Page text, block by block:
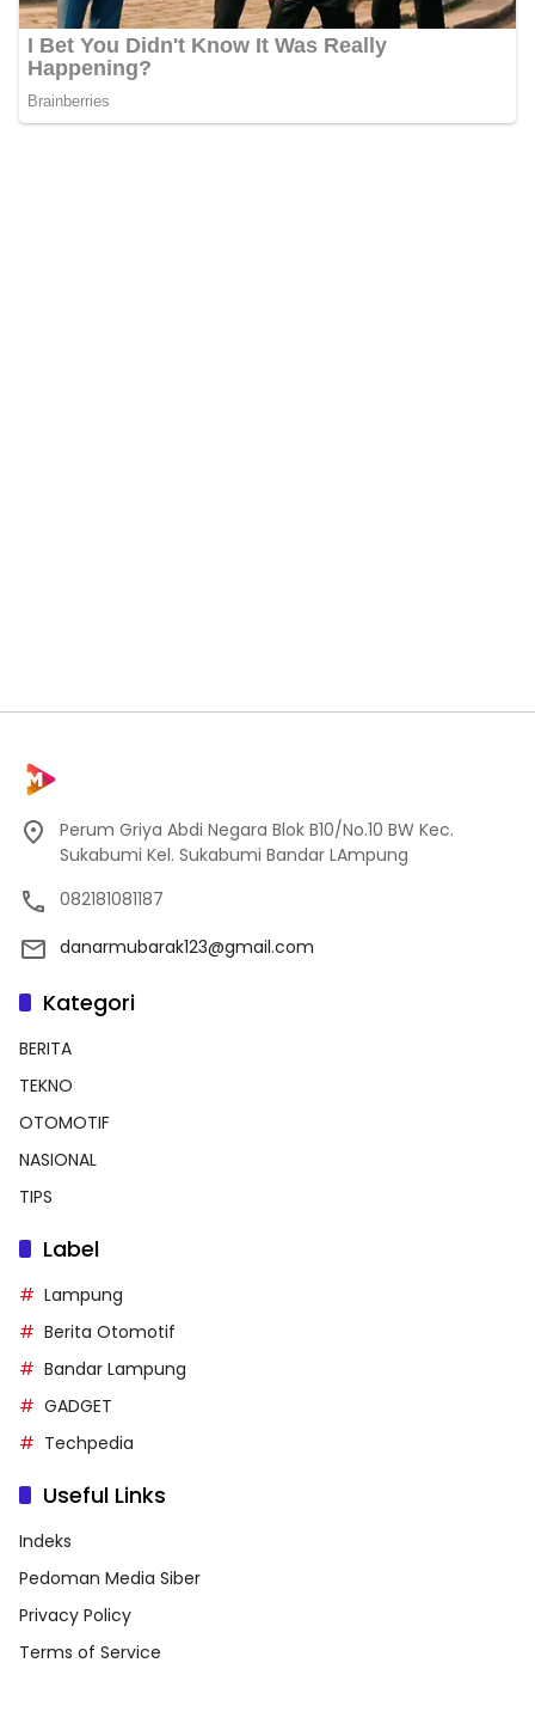
Perum Griya Abdi Negara Blok B10/No.10 BW Kec.
Sukabumi Kel. Sukabumi Bandar LAmpung
082181081187
danarmubarak123@gmail.com
Kategori
BERITA
TEKNO
OTOMOTIF
NASIONAL
TIPS
Label
Lampung
Berita Otomotif
Bandar Lampung
GADGET
Techpedia
Useful Links
Indeks
Pedoman Media Siber
Privacy Policy
Terms of Service